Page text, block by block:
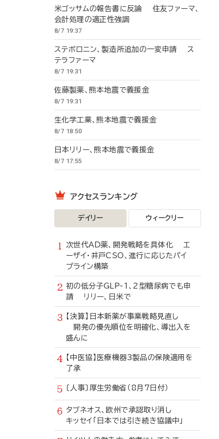
米ゴッサムの報告書に反論 住友ファーマ、
会計処理の適正性強調
8/7 19:37
ステボロニン、製造所追加の一変申請 ス
テラファーマ
8/7 19:31
佐藤製薬、熊本地震で義援金
8/7 19:31
生化学工業、熊本地震で義援金
8/7 18:50
日本リリー、熊本地震で義援金
8/7 17:55
アクセスランキング
デイリー ウィークリー
次世代AD薬、開発戦略を具体化 エ
ーザイ・井戸CSO、進行に応じたパイ
プライン構築
初の低分子GLP-1、2型糖尿病でも申
請 リリー、日米で
【決算】日本新薬が事業戦略見直し
開発の優先順位を明確化、導出入を
盛んに
【中医協】医療機器3製品の保険適用を
了承
〔人事〕厚生労働省（8月7日付）
タブネオス、欧州で承認取り消し
キッセイ「日本では引き続き協議中」